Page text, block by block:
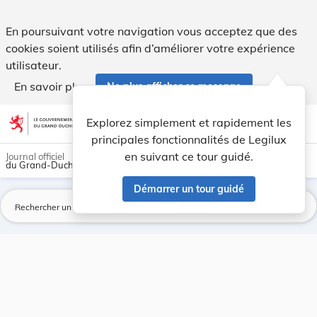
En poursuivant votre navigation vous acceptez que des
cookies soient utilisés afin d’améliorer votre expérience
utilisateur.
En savoir plus
Ne plus afficher ce message
Aller au contenu account_circle help Aide
Explorez simplement et rapidement les
principales fonctionnalités de Legilux
en suivant ce tour guidé.
Démarrer un tour guidé
light_mode dark_mode
Journal officiel
du Grand-Duché de Luxembourg